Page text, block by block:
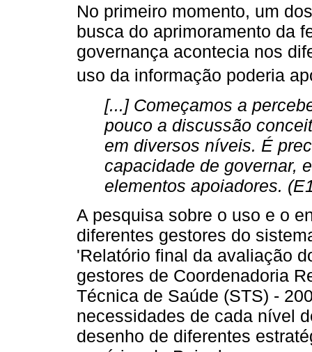
No primeiro momento, um
busca do aprimoramento da
governança acontecia nos
uso da informação poderia
[...] Começamos a
pouco a discussão
em diversos níveis. É
capacidade de governar,
elementos apoiadores.
A pesquisa sobre o uso e o
diferentes gestores do
'Relatório final da avaliação
gestores de Coordenadoria
Técnica de Saúde (STS) -
necessidades de cada nível
desenho de diferentes